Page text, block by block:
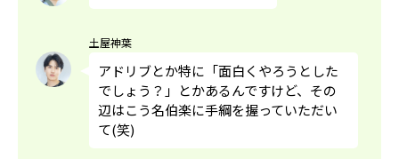
土屋神葉
アドリブとか特に「面白くやろうとした
でしょう？」とかあるんですけど、その
辺はこう名伯楽に手綱を握っていただい
て(笑)